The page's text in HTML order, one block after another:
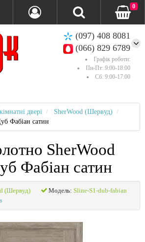
(097) 408 8081
(066) 829 6789
Графік роботи:
Пн-Пт: 9:00-18:00
Сб: 9:00-17:00
0
двері
SherWood (Шервуд)
Фабіан сатин
SherWood
Фабіан сатин
(Шервуд) Модель: Sline-S1-dub-fabian